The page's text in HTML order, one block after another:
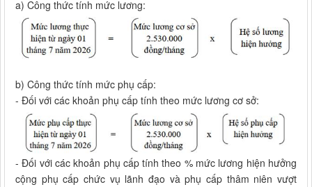
a) Công thức tính mức lương:
b) Công thức tính mức phụ cấp:
- Đối với các khoản phụ cấp tính theo mức lương cơ sở:
- Đối với các khoản phụ cấp tính theo % mức lương hiện hưởng
cộng phụ cấp chức vụ lãnh đạo và phụ cấp thâm niên vượt